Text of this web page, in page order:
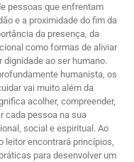
pessoas que enfrentam
e a proximidade do fim da
da presença, da
como formas de aliviar
dignidade ao ser humano.
humanista, os
vai muito além da
acolher, compreender,
cada pessoa na sua
social e espiritual. Ao
leitor encontrará princípios,
para desenvolver um